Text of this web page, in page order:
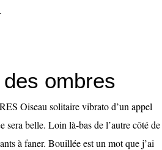
ombres
Oiseau solitaire vibrato d’un appel
sera belle. Loin là-bas de l’autre côté de
à faner. Bouillée est un mot que j’ai